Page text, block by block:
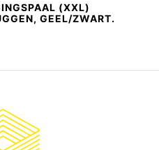
(XXL)
GEEL/ZWART.